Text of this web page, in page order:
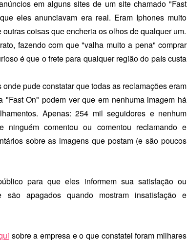
em alguns sites de um site chamado "Fast
eles anunciavam era real. Eram Iphones muito
coisas que encheria os olhos de qualquer um.
fazendo com que "valha muito a pena" comprar
é que o frete para qualquer região do país custa
onde pude constatar que todas as reclamações eram
On" podem ver que em nenhuma imagem há
Apenas: 254 mil seguidores e nenhum
ninguém comentou ou comentou reclamando e
sobre as imagens que postam (e são poucos
para que eles informem sua satisfação ou
são apagados quando mostram insatisfação e
sobre a empresa e o que constatei foram milhares